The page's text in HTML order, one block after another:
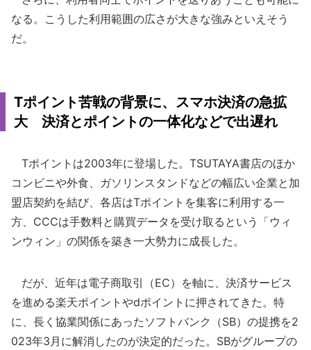
なる。こうした利用範囲の広さが大きな強みといえそう
だ。
Tポイント苦戦の背景に、スマホ決済の急拡
大 決済とポイントの一体化などで出遅れ
Tポイントは2003年に登場した。TSUTAYA書店のほか
コンビニや外食、ガソリンスタンドなどの幅広い企業と加
盟店契約を結び、各店はTポイントを集客に利用する一
方、CCCは手数料と購買データを受け取るという「ウィ
ンウィン」の関係を築き一大勢力に成長した。
だが、近年は電子商取引（EC）を軸に、決済サービス
を進める楽天ポイントやdポイントに押されてきた。特
に、長く協業関係にあったソフトバンク（SB）の提携を2
023年3月に解消したのが決定的だった。SBがグループの